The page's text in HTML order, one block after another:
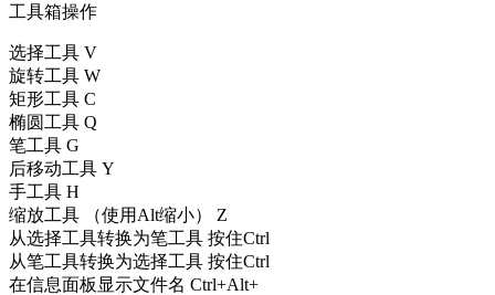
工具箱操作
选择工具 V
旋转工具 W
矩形工具 C
椭圆工具 Q
笔工具 G
后移动工具 Y
手工具 H
缩放工具 （使用Alt缩小） Z
从选择工具转换为笔工具 按住Ctrl
从笔工具转换为选择工具 按住Ctrl
在信息面板显示文件名 Ctrl+Alt+